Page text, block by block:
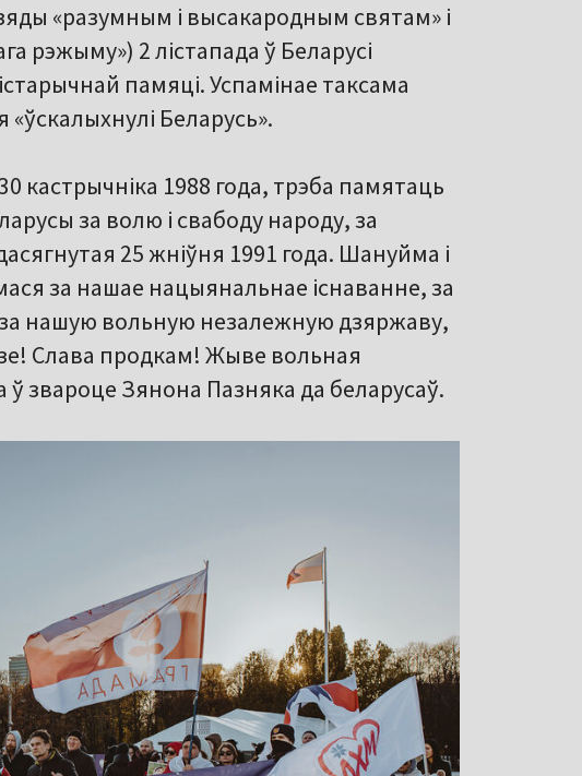
«разумным і высакародным святам» і
рэжыму») 2 лістапада ў Беларусі
памяці. Успамінае таксама
«ўскалыхнулі Беларусь».
кастрычніка 1988 года, трэба памятаць
за волю і свабоду народу, за
25 жніўня 1991 года. Шануйма і
за нашае нацыянальнае існаванне, за
нашую вольную незалежную дзяржаву,
Слава продкам! Жыве вольная
звароце Зянона Пазняка да беларусаў.